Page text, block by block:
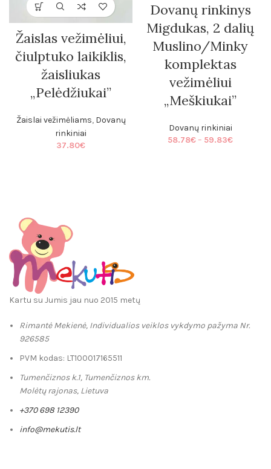
Žaislas vežimėliui,
čiulptuko laikiklis,
žaisliukas
„Pelėdžiukai”
Žaislai vežimėliams, Dovanų
rinkiniai
37.80€
Dovanų rinkinys
Migdukas, 2 dalių
Muslino/Minky
komplektas
vežimėliui
„Meškiukai”
Dovanų rinkiniai
58.78€– 59.83€Price
Kartu su Jumis jau nuo 2015 metų
Rimantė Mekienė, Individualios veiklos vykdymo pažyma Nr.
926585
PVM kodas: LT100017165511
Tumenčiznos k.1, Tumenčiznos km.
Molėtų rajonas, Lietuva
+370 698 12390
info@mekutis.lt